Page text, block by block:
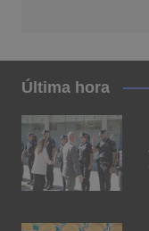
Última hora